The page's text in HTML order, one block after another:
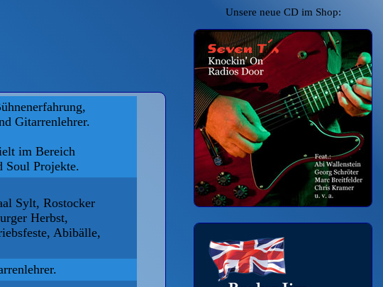
Gitarrenlehrer.
im Bereich
Soul Projekte.
Sylt, Rostocker
Herbst,
Abibälle,
Unsere neue CD im Shop: